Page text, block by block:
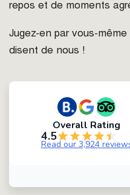
repos et de moments
Jugez-en par vous-
disent de nous !